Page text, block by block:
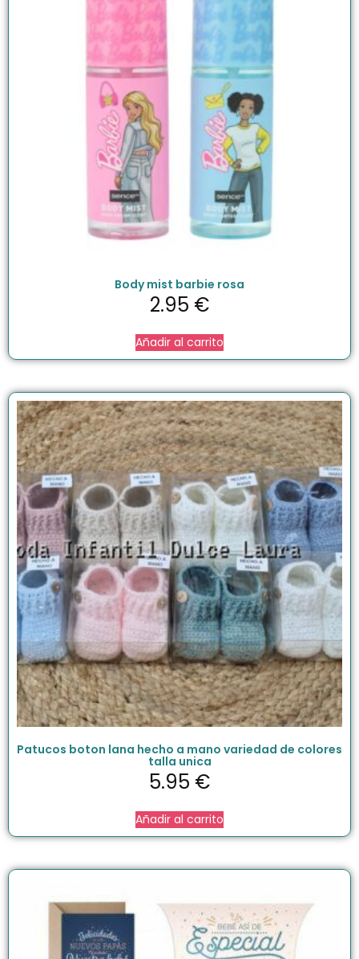
Body mist barbie rosa
2.95 €
Añadir al carrito
Patucos boton lana hecho a mano variedad de colores
talla unica
5.95 €
Añadir al carrito